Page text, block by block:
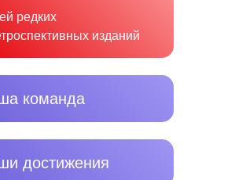
редких
изданий
команда
достижения